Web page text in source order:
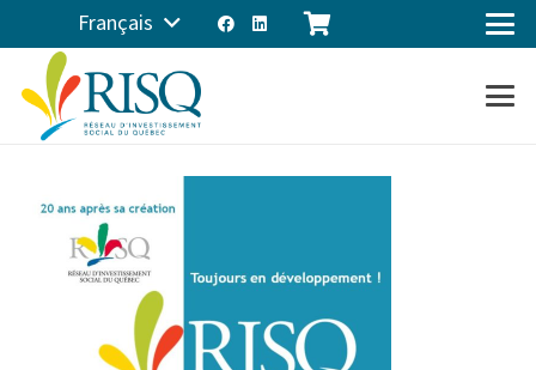
Français